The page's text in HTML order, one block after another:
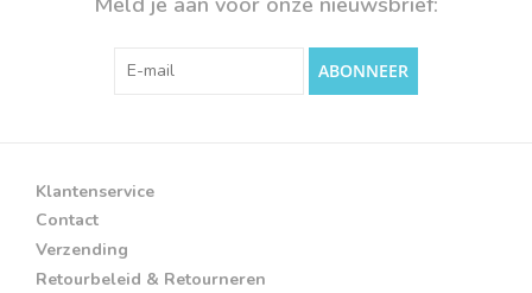
ABONNEER
Klantenservice
Contact
Verzending
Retourbeleid & Retourneren